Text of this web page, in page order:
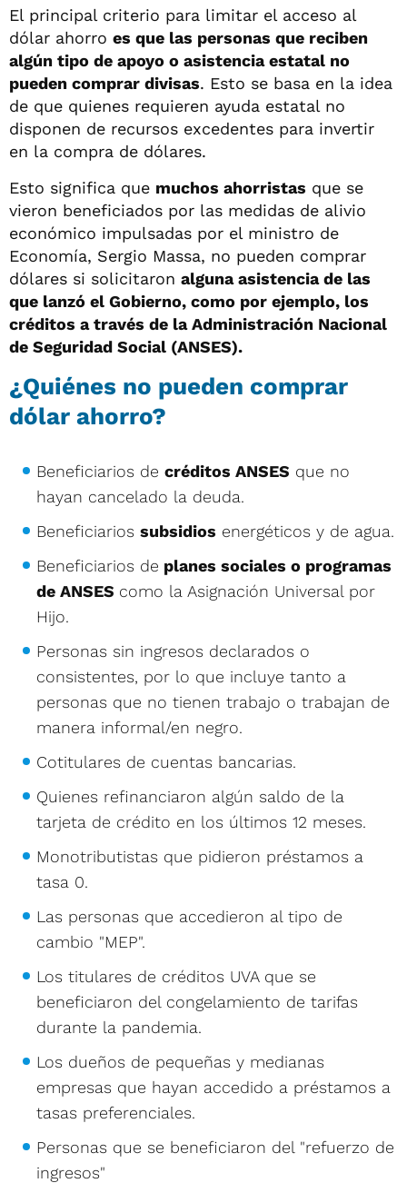
El principal criterio para limitar el acceso al
dólar ahorro es que las personas que reciben
algún tipo de apoyo o asistencia estatal no
pueden comprar divisas. Esto se basa en la idea
de que quienes requieren ayuda estatal no
disponen de recursos excedentes para invertir
en la compra de dólares.
Esto significa que muchos ahorristas que se
vieron beneficiados por las medidas de alivio
económico impulsadas por el ministro de
Economía, Sergio Massa, no pueden comprar
dólares si solicitaron alguna asistencia de las
que lanzó el Gobierno, como por ejemplo, los
créditos a través de la Administración Nacional
de Seguridad Social (ANSES).
¿Quiénes no pueden comprar
dólar ahorro?
Beneficiarios de créditos ANSES que no
hayan cancelado la deuda.
Beneficiarios subsidios energéticos y de agua.
Beneficiarios de planes sociales o programas
de ANSES como la Asignación Universal por
Hijo.
Personas sin ingresos declarados o
consistentes, por lo que incluye tanto a
personas que no tienen trabajo o trabajan de
manera informal/en negro.
Cotitulares de cuentas bancarias.
Quienes refinanciaron algún saldo de la
tarjeta de crédito en los últimos 12 meses.
Monotributistas que pidieron préstamos a
tasa 0.
Las personas que accedieron al tipo de
cambio "MEP".
Los titulares de créditos UVA que se
beneficiaron del congelamiento de tarifas
durante la pandemia.
Los dueños de pequeñas y medianas
empresas que hayan accedido a préstamos a
tasas preferenciales.
Personas que se beneficiaron del "refuerzo de
ingresos"